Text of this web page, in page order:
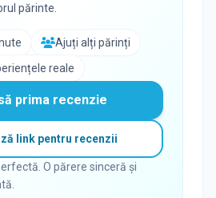
părinte.
Ajuți alți părinți
reale
prima recenzie
link pentru recenzii
O părere sinceră și